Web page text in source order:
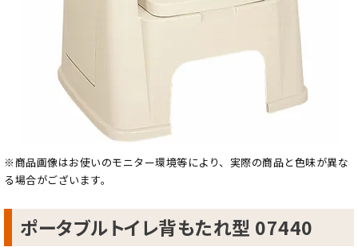
※商品画像はお使いのモニター環境等により、実際の商品と色味が異な
る場合がございます。
ポータブルトイレ背もたれ型 07440